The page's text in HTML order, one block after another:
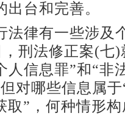
台和完善。
律有一些涉及
刑法修正案(七
人信息罪”和“非
对哪些信息属
取”，何种情形